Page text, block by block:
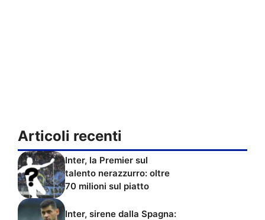
Articoli recenti
Inter, la Premier sul
talento nerazzurro: oltre
70 milioni sul piatto
Inter, sirene dalla Spagna: